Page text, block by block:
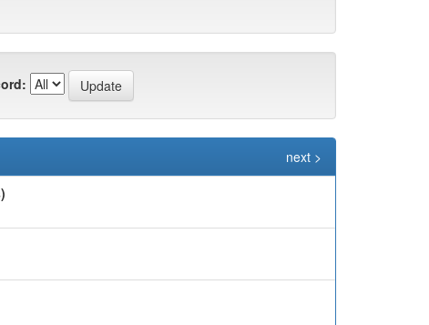
next >